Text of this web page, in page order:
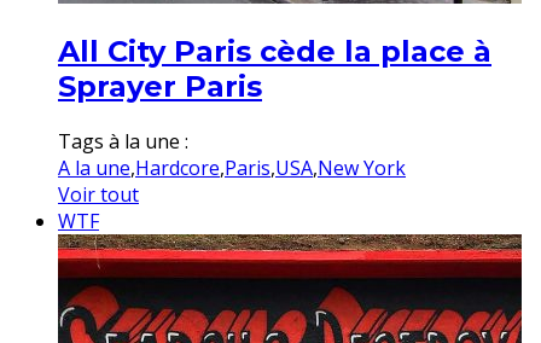
All City Paris cède la place à
Sprayer Paris
Tags à la une :
A la une,Hardcore,Paris,USA,New York
Voir tout
WTF